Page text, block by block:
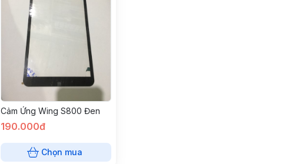
Cảm Ứng Wing S800 Đen
190.000đ
Chọn mua